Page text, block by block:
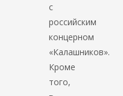
с
российским
концерном
«Калашников».
Кроме
того,